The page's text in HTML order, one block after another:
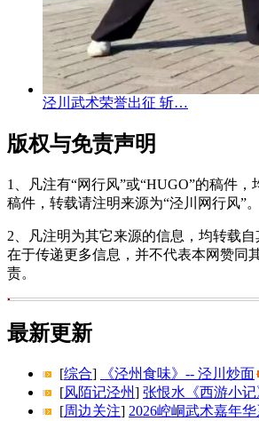
泾川武术荣誉出征 斩…
版权与免责声明
1、凡注有“网行风”或“HUGO”的稿件
稿件，转载请注明来源为“泾川网行风”。
2、凡注明为其它来源的信息，均转载
在于传递更多信息，并不代表本网赞同
责。
最新更新
[综合]
《泾州食味》-- 泾川炒面
[风陌记泾州] 张恨水《西游小记
[周边关注] 2026崆峒武术嘉年